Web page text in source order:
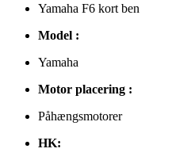
Yamaha F6 kort ben
Model :
Yamaha
Motor placering :
Påhængsmotorer
HK: